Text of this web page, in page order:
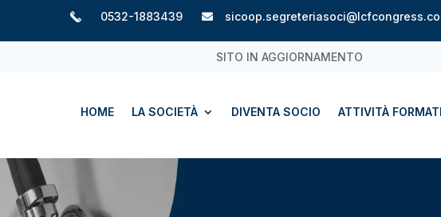
0532-1883439 
SITO IN AGGIORNAMENTO
HOME LA SOCIETÀ DIVENTA SOCIO ATTIVITÀ